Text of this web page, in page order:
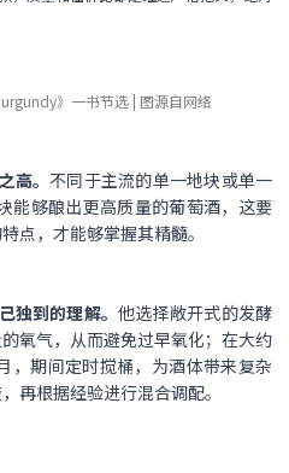
》一书节选 | 图源自网络
高。不同于主流的单一地块或单一
能够酿出更高质量的葡萄酒，这要
点，才能够掌握其精髓。
独到的理解。他选择敞开式的发酵
氧气，从而避免过早氧化；在大约
，期间定时搅桶，为酒体带来复杂
再根据经验进行混合调配。